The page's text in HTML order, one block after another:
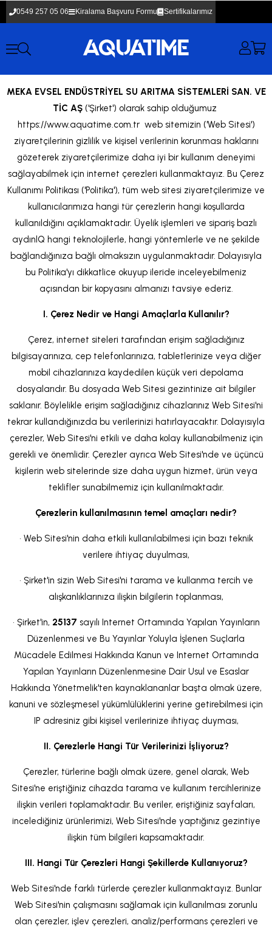
0549 257 05 06 Kiralama Başvuru Formu Sertifikalarımız
MEKA EVSEL ENDÜSTRİYEL SU ARITMA SİSTEMLERİ SAN. VE
TİC AŞ ('Şirket') olarak sahip olduğumuz
https://www.aquatime.com.tr web sitemizin ('Web Sitesi')
ziyaretçilerinin gizlilik ve kişisel verilerinin korunması haklarını
gözeterek ziyaretçilerimize daha iyi bir kullanım deneyimi
sağlayabilmek için internet çerezleri kullanmaktayız. Bu Çerez
Kullanımı Politikası ('Politika'), tüm web sitesi ziyaretçilerimize ve
kullanıcılarımıza hangi tür çerezlerin hangi koşullarda
kullanıldığını açıklamaktadır. Üyelik işlemleri ve sipariş bazlı
aydınlQ hangi teknolojilerle, hangi yöntemlerle ve ne şekilde
bağlandığınıza bağlı olmaksızın uygulanmaktadır. Dolayısıyla
bu Politika'yı dikkatlice okuyup ileride inceleyebilmeniz
açısından bir kopyasını almanızı tavsiye ederiz.
I. Çerez Nedir ve Hangi Amaçlarla Kullanılır?
Çerez, internet siteleri tarafından erişim sağladığınız
bilgisayarınıza, cep telefonlarınıza, tabletlerinize veya diğer
mobil cihazlarınıza kaydedilen küçük veri depolama
dosyalarıdır. Bu dosyada Web Sitesi gezintinize ait bilgiler
saklanır. Böylelikle erişim sağladığınız cihazlarınız Web Sitesi'ni
tekrar kullandığınızda bu verilerinizi hatırlayacaktır. Dolayısıyla
çerezler, Web Sitesi'ni etkili ve daha kolay kullanabilmeniz için
gerekli ve önemlidir. Çerezler ayrıca Web Sitesi'nde ve üçüncü
kişilerin web sitelerinde size daha uygun hizmet, ürün veya
teklifler sunabilmemiz için kullanılmaktadır.
Çerezlerin kullanılmasının temel amaçları nedir?
• Web Sitesi'nin daha etkili kullanılabilmesi için bazı teknik
verilere ihtiyaç duyulması,
• Şirket'in sizin Web Sitesi'ni tarama ve kullanma tercih ve
alışkanlıklarınıza ilişkin bilgilerin toplanması,
• Şirket'in, 25137 sayılı Internet Ortamında Yapılan Yayınların
Düzenlenmesi ve Bu Yayınlar Yoluyla İşlenen Suçlarla
Mücadele Edilmesi Hakkında Kanun ve Internet Ortamında
Yapılan Yayınların Düzenlenmesine Dair Usul ve Esaslar
Hakkında Yönetmelik'ten kaynaklananlar başta olmak üzere,
kanuni ve sözleşmesel yükümlülüklerini yerine getirebilmesi için
IP adresiniz gibi kişisel verilerinize ihtiyaç duyması,
II. Çerezlerle Hangi Tür Verilerinizi İşliyoruz?
Çerezler, türlerine bağlı olmak üzere, genel olarak, Web
Sitesi'ne eriştiğiniz cihazda tarama ve kullanım tercihlerinize
ilişkin verileri toplamaktadır. Bu veriler, eriştiğiniz sayfaları,
incelediğiniz ürünlerimizi, Web Sitesi'nde yaptığınız gezintiye
ilişkin tüm bilgileri kapsamaktadır.
III. Hangi Tür Çerezleri Hangi Şekillerde Kullanıyoruz?
Web Sitesi'nde farklı türlerde çerezler kullanmaktayız. Bunlar
Web Sitesi'nin çalışmasını sağlamak için kullanılması zorunlu
olan çerezler, işlev çerezleri, analiz/performans çerezleri ve